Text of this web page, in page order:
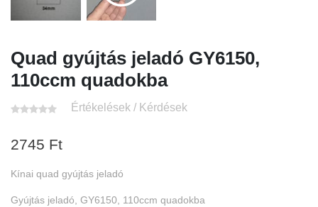
Quad gyújtás jeladó GY6150,
110ccm quadokba
Értékelések / Kérdések
2745 Ft
Kínai quad gyújtás jeladó
Gyújtás jeladó, GY6150, 110ccm quadokba